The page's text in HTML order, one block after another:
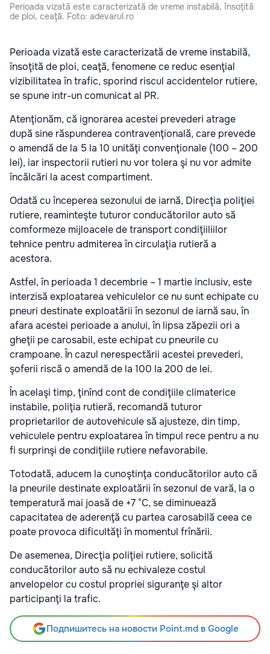
Perioada vizată este caracterizată de vreme instabilă, însoţită
de ploi, ceaţă. Foto: adevarul.ro
Perioada vizată este caracterizată de vreme instabilă,
însoţită de ploi, ceaţă, fenomene ce reduc esenţial
vizibilitatea în trafic, sporind riscul accidentelor rutiere,
se spune intr-un comunicat al PR.
Atenţionăm, că ignorarea acestei prevederi atrage
după sine răspunderea contravenţională, care prevede
o amendă de la 5 la 10 unităţi convenţionale (100 – 200
lei), iar inspectorii rutieri nu vor tolera şi nu vor admite
încălcări la acest compartiment.
Odată cu începerea sezonului de iarnă, Direcţia poliţiei
rutiere, reaminteşte tuturor conducătorilor auto să
comformeze mijloacele de transport condiţiiliilor
tehnice pentru admiterea în circulaţia rutieră a
acestora.
Astfel, în perioada 1 decembrie – 1 martie inclusiv, este
interzisă exploatarea vehiculelor ce nu sunt echipate cu
pneuri destinate exploatării în sezonul de iarnă sau, în
afara acestei perioade a anului, în lipsa zăpezii ori a
gheţii pe carosabil, este echipat cu pneurile cu
crampoane. În cazul nerespectării acestei prevederi,
şoferii riscă o amendă de la 100 la 200 de lei.
În acelaşi timp, ţinînd cont de condiţiile climaterice
instabile, poliţia rutieră, recomandă tuturor
proprietarilor de autovehicule să ajusteze, din timp,
vehiculele pentru exploatarea în timpul rece pentru a nu
fi surprinşi de condiţiile rutiere nefavorabile.
Totodată, aducem la cunoştinţa conducătorilor auto că
la pneurile destinate exploatării în sezonul de vară, la o
temperatură mai joasă de +7 °C, se diminuează
capacitatea de aderenţă cu partea carosabilă ceea ce
poate provoca dificultăţi în momentul frînării.
De asemenea, Direcţia poliţiei rutiere, solicită
conducătorilor auto să nu echivaleze costul
anvelopelor cu costul propriei siguranţe şi altor
participanţi la trafic.
Подпишитесь на новости Point.md в Google